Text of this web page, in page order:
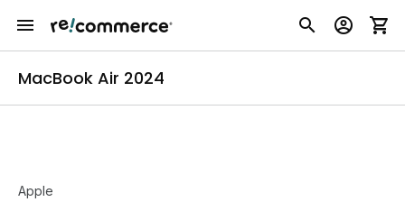
MacBook Air 2024
Apple